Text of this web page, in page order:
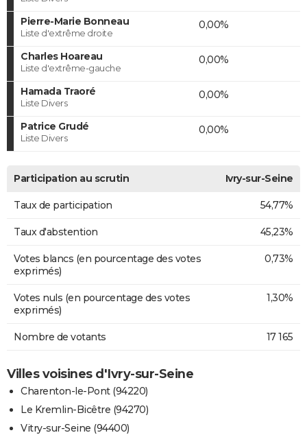
Pierre-Marie Bonneau
Liste d'extrême droite
0,00%
Charles Hoareau
Liste d'extrême-gauche
0,00%
Hamada Traoré
Liste Divers
0,00%
Patrice Grudé
Liste Divers
0,00%
Participation au scrutin Ivry-sur-Seine
Taux de participation 54,77%
Taux d'abstention 45,23%
Votes blancs (en pourcentage des votes
exprimés)
0,73%
Votes nuls (en pourcentage des votes
exprimés)
1,30%
Nombre de votants 17 165
Villes voisines d'Ivry-sur-Seine
Charenton-le-Pont (94220)
Le Kremlin-Bicêtre (94270)
Vitry-sur-Seine (94400)